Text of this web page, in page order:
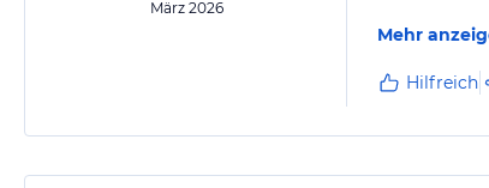
März 2026
Mehr
Hilfreich